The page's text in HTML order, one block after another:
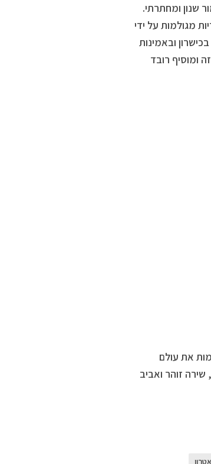
שנון ומחתרתי.
מגולמות על ידי
ובאמינות
ומוסיף רובד
את עולם
זוהר ואביב